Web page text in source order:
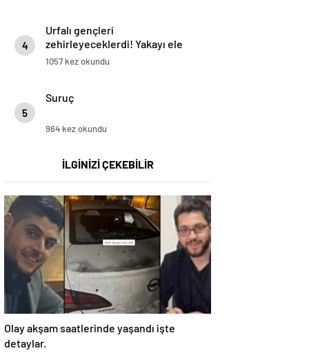
4
Urfalı gençleri
zehirleyeceklerdi! Yakayı ele
verdiler
1057 kez okundu
5
Suruç
964 kez okundu
İLGİNİZİ ÇEKEBİLİR
Olay akşam saatlerinde yaşandı işte
detaylar.